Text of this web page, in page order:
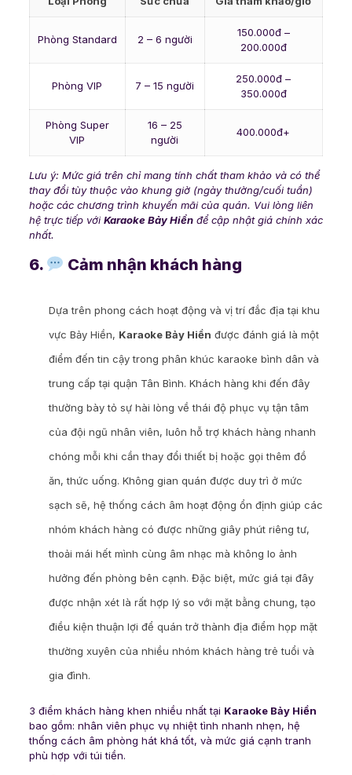
Phòng Standard 2 – 6 người
150.000đ –
200.000đ
Phòng VIP 7 – 15 người
250.000đ –
350.000đ
Phòng Super
VIP
16 – 25
người
400.000đ+
Lưu ý: Mức giá trên chỉ mang tính chất tham khảo và có thể
thay đổi tùy thuộc vào khung giờ (ngày thường/cuối tuần)
hoặc các chương trình khuyến mãi của quán. Vui lòng liên
hệ trực tiếp vớiKaraoke Bảy Hiềnđể cập nhật giá chính xác
nhất.
6. Cảm nhận khách hàng
Dựa trên phong cách hoạt động và vị trí đắc địa tại khu
vực Bảy Hiền, Karaoke Bảy Hiền được đánh giá là một
điểm đến tin cậy trong phân khúc karaoke bình dân và
trung cấp tại quận Tân Bình. Khách hàng khi đến đây
thường bày tỏ sự hài lòng về thái độ phục vụ tận tâm
của đội ngũ nhân viên, luôn hỗ trợ khách hàng nhanh
chóng mỗi khi cần thay đổi thiết bị hoặc gọi thêm đồ
ăn, thức uống. Không gian quán được duy trì ở mức
sạch sẽ, hệ thống cách âm hoạt động ổn định giúp các
nhóm khách hàng có được những giây phút riêng tư,
thoải mái hết mình cùng âm nhạc mà không lo ảnh
hưởng đến phòng bên cạnh. Đặc biệt, mức giá tại đây
được nhận xét là rất hợp lý so với mặt bằng chung, tạo
điều kiện thuận lợi để quán trở thành địa điểm họp mặt
thường xuyên của nhiều nhóm khách hàng trẻ tuổi và
gia đình.
3 điểm khách hàng khen nhiều nhất tại Karaoke Bảy Hiền
bao gồm: nhân viên phục vụ nhiệt tình nhanh nhẹn, hệ
thống cách âm phòng hát khá tốt, và mức giá cạnh tranh
phù hợp với túi tiền.